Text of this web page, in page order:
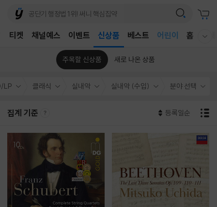
채널예스 이벤트 신상품 베스트
어린이
홈 국
티켓
주목할 신상품 새로 나온 상품
LP 클래식 실내악 실내악 (수입) 분야 선택
집계 기준 등록일순